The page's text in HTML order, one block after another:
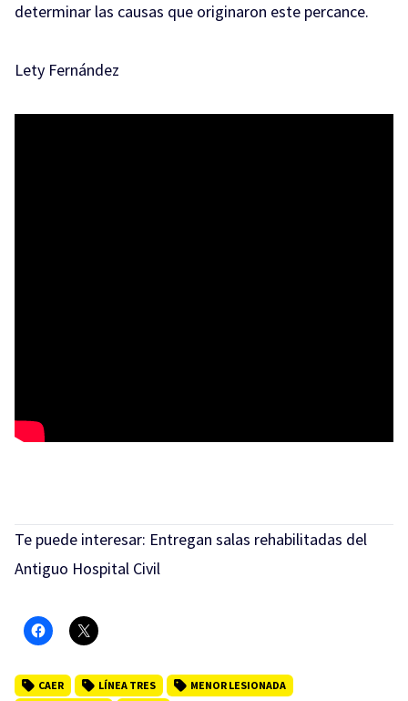
determinar las causas que originaron este percance.
Lety Fernández
Te puede interesar: Entregan salas rehabilitadas del
Antiguo Hospital Civil
CAER LÍNEA TRES
MENOR LESIONADA